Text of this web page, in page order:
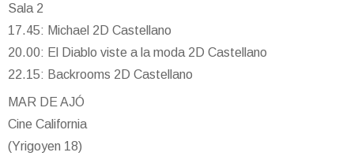
Sala 2
17.45: Michael 2D Castellano
20.00: El Diablo viste a la moda 2D Castellano
22.15: Backrooms 2D Castellano
MAR DE AJÓ
Cine California
(Yrigoyen 18)